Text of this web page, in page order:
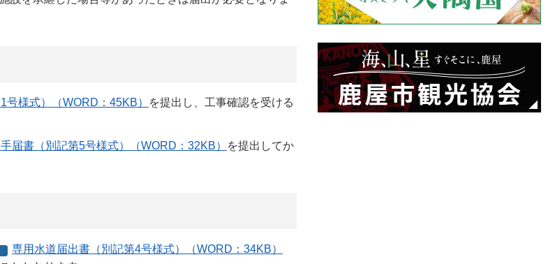
様式）（WORD：45KB）
を提出し、工事確認を受ける
届書（別記第5号様式）（WORD：32KB）
を提出してか
専用水道届出書（別記第4号様式）（WORD：34KB）